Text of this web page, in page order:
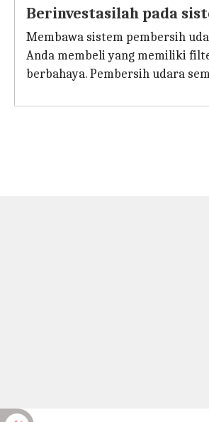
Berinvestasilah pada
Membawa sistem pembersih
Anda membeli yang memiliki
berbahaya. Pembersih udara